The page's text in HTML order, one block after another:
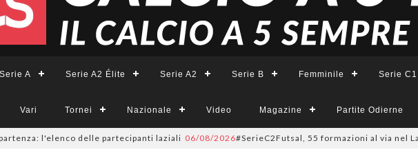
Serie A Serie A2 Élite Serie A2 Serie B Femminile Serie C1
Vari Tornei Nazionale Video Magazine Partite Odierne
delle partecipanti laziali 06/08/2026#SerieC2Futsal, 55 formazioni al via nel Lazio: la